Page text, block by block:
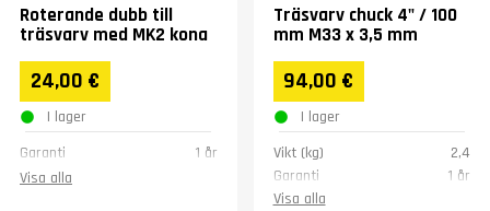
Roterande dubb till
träsvarv med MK2 kona
24,00 €
I lager
Garanti
1 år
Visa alla
Träsvarv chuck 4" / 100
mm M33 x 3,5 mm
94,00 €
I lager
Vikt (kg)
2,4
Garanti
1 år
Visa alla